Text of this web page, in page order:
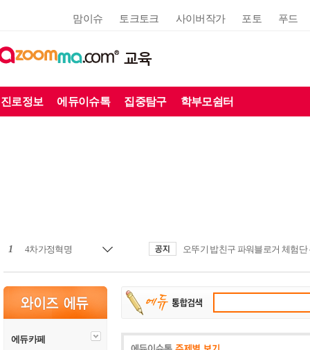
맘이슈 토크토크 사이버작가 포토 푸드
교육
진로정보 에듀이슈톡 집중탐구 학부모쉼터
1 4차가정혁명
에듀카페